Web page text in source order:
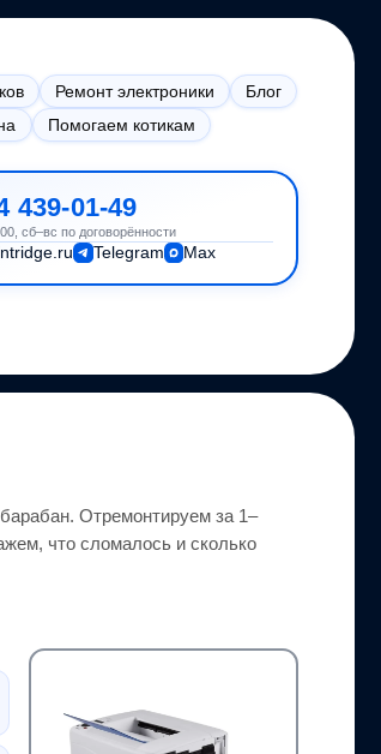
Ремонт электроники
Блог
Помогаем котикам
439-01-49
сб–вс по договорённости
Telegram Max
Отремонтируем за 1–
что сломалось и сколько